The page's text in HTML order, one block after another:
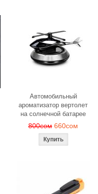
Автомобильный
ароматизатор вертолет
на солнечной батарее
800сом 660сом